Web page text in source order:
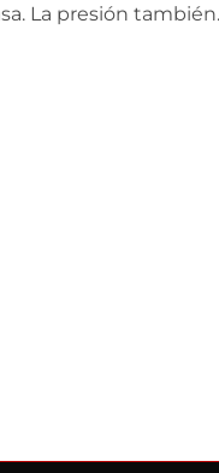
La presión también.